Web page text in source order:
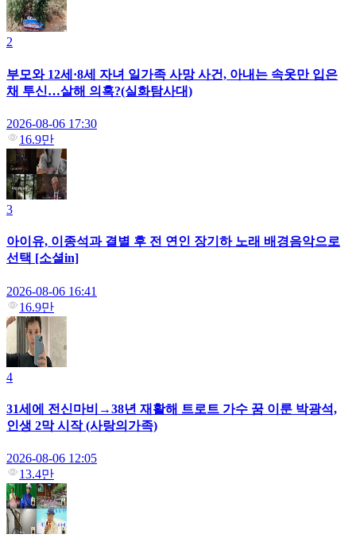
2
부모와 12세·8세 자녀 일가족 사망 사건, 아내는 속옷만 입은
채 투신…살해 의혹?(실화탐사대)
2026-08-06 17:30
16.9만
3
아이유, 이종석과 결별 후 전 연인 장기하 노래 배경음악으로
선택 [소셜in]
2026-08-06 16:41
16.9만
4
31세에 전신마비→38년 재활해 트로트 가수 꿈 이룬 박광석,
인생 2막 시작 (사랑의가족)
2026-08-06 12:05
13.4만